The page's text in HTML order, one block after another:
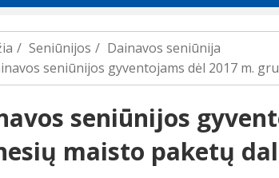
Seniūnijos
Dainavos seniūnija
seniūnijos gyventojams dėl 2017 m.
seniūnijos
maisto paketų